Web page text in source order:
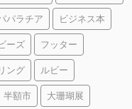
パラチア ビジネス本
ーズ フッター
リング ルビー
半額市 大珊瑚展